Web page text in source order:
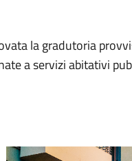
la gradutoria
a servizi abitativi